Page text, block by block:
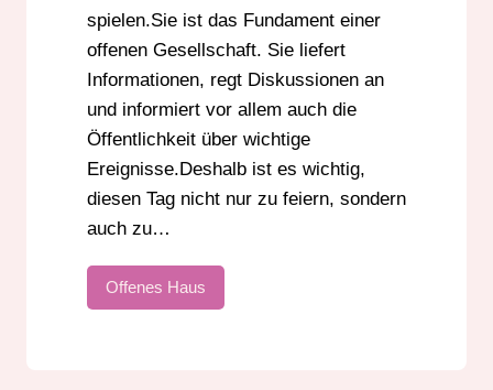
spielen.Sie ist das Fundament einer
offenen Gesellschaft. Sie liefert
Informationen, regt Diskussionen an
und informiert vor allem auch die
Öffentlichkeit über wichtige
Ereignisse.Deshalb ist es wichtig,
diesen Tag nicht nur zu feiern, sondern
auch zu…
Offenes Haus